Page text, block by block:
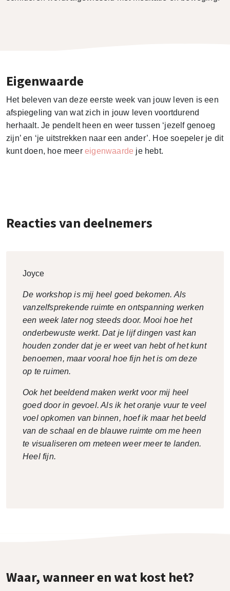
Eigenwaarde
Het beleven van deze eerste week van jouw leven is een
afspiegeling van wat zich in jouw leven voortdurend
herhaalt. Je pendelt heen en weer tussen ‘jezelf genoeg
zijn’ en ‘je uitstrekken naar een ander’. Hoe soepeler je dit
kunt doen, hoe meer eigenwaarde je hebt.
Reacties van deelnemers
Joyce
De workshop is mij heel goed bekomen. Als
vanzelfsprekende ruimte en ontspanning werken
een week later nog steeds door. Mooi hoe het
onderbewuste werkt. Dat je lijf dingen vast kan
houden zonder dat je er weet van hebt of het kunt
benoemen, maar vooral hoe fijn het is om deze
op te ruimen.
Ook het beeldend maken werkt voor mij heel
goed door in gevoel. Als ik het oranje vuur te veel
voel opkomen van binnen, hoef ik maar het beeld
van de schaal en de blauwe ruimte om me heen
te visualiseren om meteen weer meer te landen.
Heel fijn.
Waar, wanneer en wat kost het?